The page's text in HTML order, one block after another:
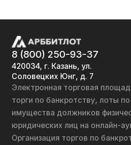
8 (800) 250-93-37
420034, г. Казань, ул.
Соловецких Юнг, д. 7
Электронная торговая
торги по банкротству, лоты
имущества должников
юридических лиц на онлайн-
Организация торгов по